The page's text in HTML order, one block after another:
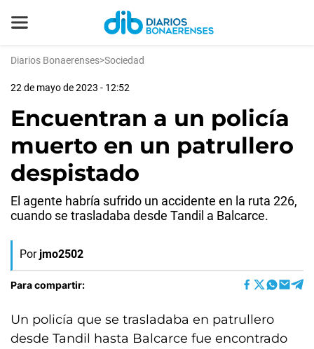
Diarios Bonaerenses>Sociedad
22 de mayo de 2023 - 12:52
Encuentran a un policía
muerto en un patrullero
despistado
El agente habría sufrido un accidente en la ruta 226,
cuando se trasladaba desde Tandil a Balcarce.
Por jmo2502
Para compartir:
Un policía que se trasladaba en patrullero
desde Tandil hasta Balcarce fue encontrado